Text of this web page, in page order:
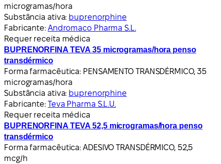
microgramas/hora
Substância ativa: buprenorphine
Fabricante: Andromaco Pharma S.L.
Requer receita médica
BUPRENORFINA TEVA 35 microgramas/hora penso
transdérmico
Forma farmacêutica: PENSAMENTO TRANSDÉRMICO, 35
microgramas/hora
Substância ativa: buprenorphine
Fabricante: Teva Pharma S.L.U.
Requer receita médica
BUPRENORFINA TEVA 52,5 microgramas/hora penso
transdérmico
Forma farmacêutica: ADESIVO TRANSDÉRMICO, 52,5
mcg/h